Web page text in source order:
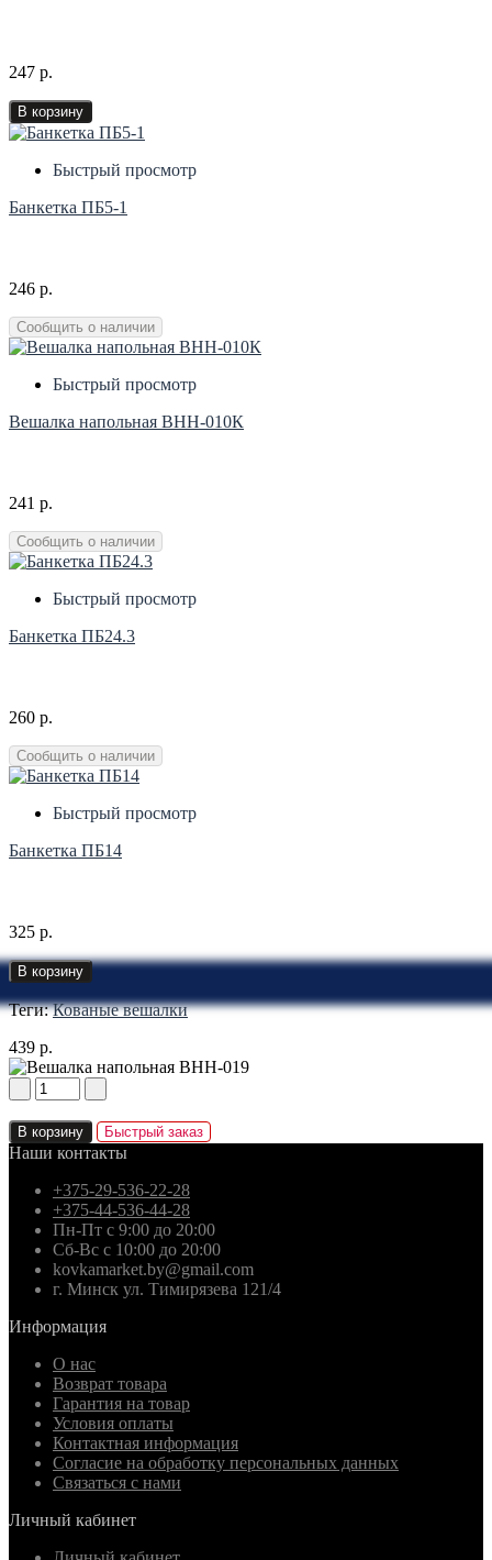
247 р.
В корзину
Быстрый просмотр
Банкетка ПБ5-1
246 р.
Сообщить о наличии
Быстрый просмотр
Вешалка напольная ВНН-010К
241 р.
Сообщить о наличии
Быстрый просмотр
Банкетка ПБ24.3
260 р.
Сообщить о наличии
Быстрый просмотр
Банкетка ПБ14
325 р.
В корзину
Теги:Кованые вешалки
439 р.
В корзину Быстрый заказ
Наши контакты
+375-29-536-22-28
+375-44-536-44-28
Пн-Пт с 9:00 до 20:00
Сб-Вс с 10:00 до 20:00
kovkamarket.by@gmail.com
г. Минск ул. Тимирязева 121/4
Информация
О нас
Возврат товара
Гарантия на товар
Условия оплаты
Контактная информация
Согласие на обработку персональных данных
Связаться с нами
Личный кабинет